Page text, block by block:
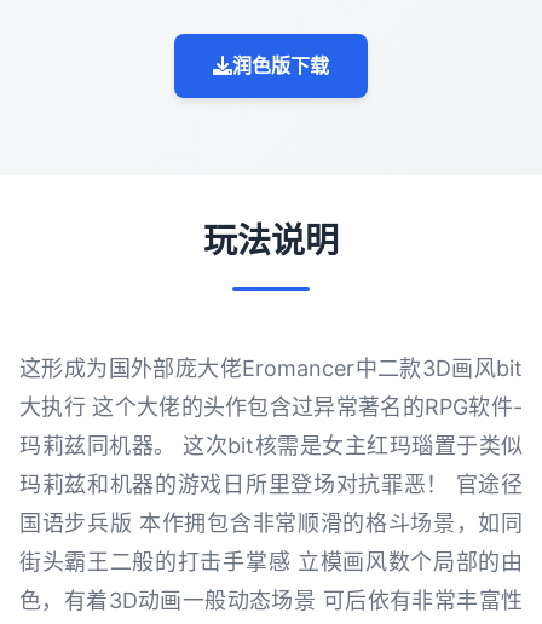
润色版下载
玩法说明
这形成为国外部庞大佬Eromancer中二款3D画风bit
大执行 这个大佬的头作包含过异常著名的RPG软件-
玛莉兹同机器。 这次bit核需是女主红玛瑙置于类似
玛莉兹和机器的游戏日所里登场对抗罪恶！ 官途径
国语步兵版 本作拥包含非常顺滑的格斗场景，如同
街头霸王二般的打击手掌感 立模画风数个局部的由
色，有着3D动画一般动态场景 可后依有非常丰富性